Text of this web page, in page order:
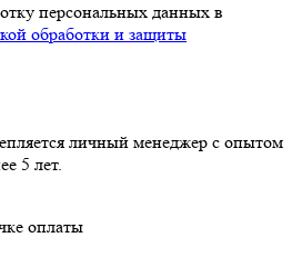
персональных данных в
обработки и защиты
личный менеджер с опытом
5 лет.
оплаты